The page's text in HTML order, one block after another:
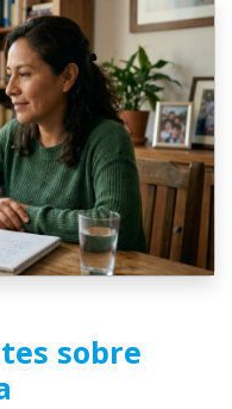
sobre